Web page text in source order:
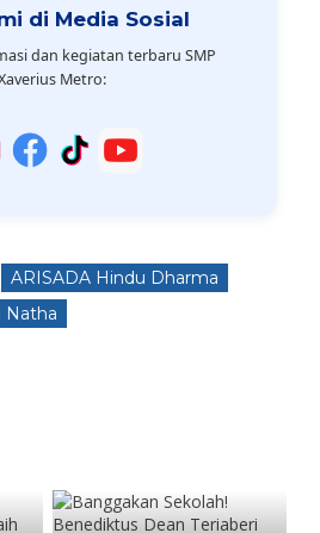
di Media Sosial
dan kegiatan terbaru SMP
Metro:
ARISADA Hindu Dharma
Natha